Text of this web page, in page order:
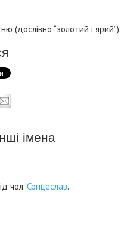
(дослівно “золотий і ярий”).
імена
чол. Сонцеслав.